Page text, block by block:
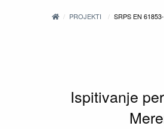
PROJEKTI SRPS EN
Ispitivanje